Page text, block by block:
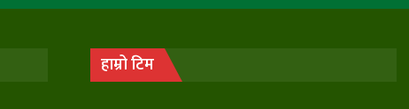
हाम्रो टिम